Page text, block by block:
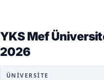
YKS Mef
2026
ÜNIVERSITE